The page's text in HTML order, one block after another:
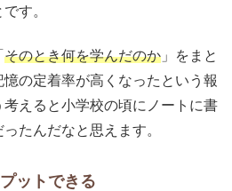
す。
そのとき何を学んだのか 」をまと
の定着率が高くなったという報
えると小学校の頃にノートに書
たんだなと思えます。
ットできる